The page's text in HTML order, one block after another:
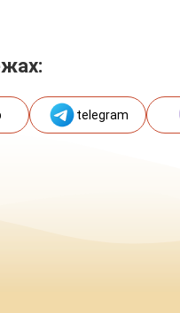
telegram